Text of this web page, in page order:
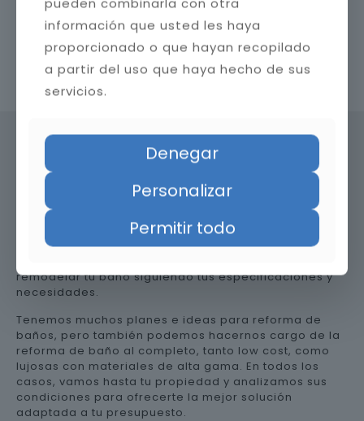
Contacta con nosotros
Precio de reformar el baño en
remodelar tu baño siguiendo tus especificaciones y
necesidades.
Tenemos muchos planes e ideas para reforma de
baños, pero también podemos hacernos cargo de la
reforma de baño al completo, tanto low cost, como
lujosas con materiales de alta gama. En todos los
casos, vamos hasta tu propiedad y analizamos sus
condiciones para ofrecerte la mejor solución
adaptada a tu presupuesto.
información que usted les haya
proporcionado o que hayan recopilado
a partir del uso que haya hecho de sus
servicios.
Denegar
Personalizar
Permitir todo